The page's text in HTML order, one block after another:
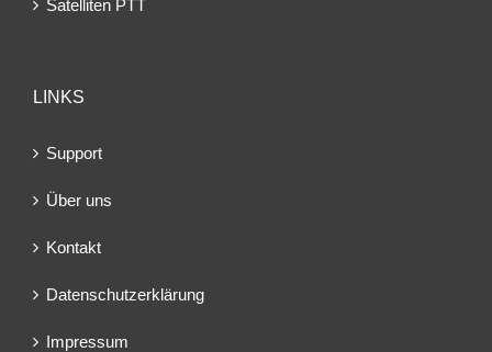
Satelliten PTT
LINKS
Support
Über uns
Kontakt
Datenschutzerklärung
Impressum